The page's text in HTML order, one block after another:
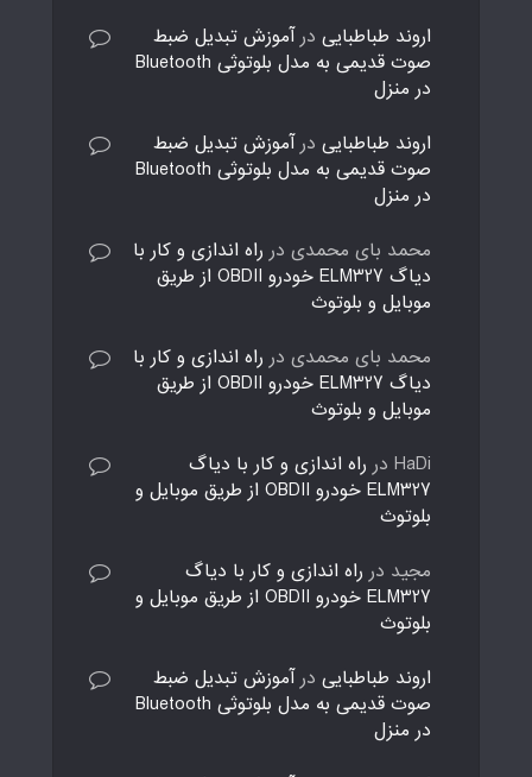
اروند طباطبایی درآموزش تبدیل ضبط
صوت قدیمی به مدل بلوتوثی Bluetooth
در منزل
اروند طباطبایی درآموزش تبدیل ضبط
صوت قدیمی به مدل بلوتوثی Bluetooth
در منزل
محمد بای محمدی در راه اندازی و کار با
دیاگ ELM327 خودرو OBDII از طریق
موبایل و بلوتوث
محمد بای محمدی در راه اندازی و کار با
دیاگ ELM327 خودرو OBDII از طریق
موبایل و بلوتوث
HaDi در راه اندازی و کار با دیاگ
ELM327 خودرو OBDII از طریق موبایل و
بلوتوث
مجید در راه اندازی و کار با دیاگ
ELM327 خودرو OBDII از طریق موبایل و
بلوتوث
اروند طباطبایی درآموزش تبدیل ضبط
صوت قدیمی به مدل بلوتوثی Bluetooth
در منزل